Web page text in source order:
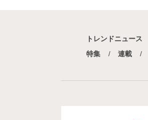
トレンドニュース
特集
連載